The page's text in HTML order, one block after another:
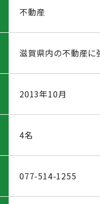
不動産
滋賀県内の不動産に
2013年10月
4名
077-514-1255